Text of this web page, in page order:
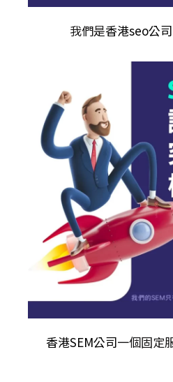
我們是香港seo公司
香港SEM公司一個固定